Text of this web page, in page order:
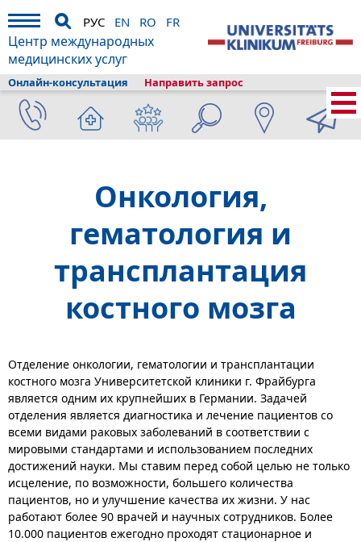
Направить запрос
Онлайн-консультация
РУС EN RO FR
Центр международных
медицинских услуг
Главная Диагностика и лечение Состав клиники ›Онкология и
гематология
Онкология,
гематология и
трансплантация
костного мозга
Отделение онкологии, гематологии и трансплантации
костного мозга Университетской клиники г. Фрайбурга
является одним их крупнейших в Германии. Задачей
отделения является диагностика и лечение пациентов со
всеми видами раковых заболеваний в соответствии с
мировыми стандартами и использованием последних
достижений науки. Мы ставим перед собой целью не только
исцеление, по возможности, большего количества
пациентов, но и улучшение качества их жизни. У нас
работают более 90 врачей и научных сотрудников. Более
10.000 пациентов ежегодно проходят стационарное и